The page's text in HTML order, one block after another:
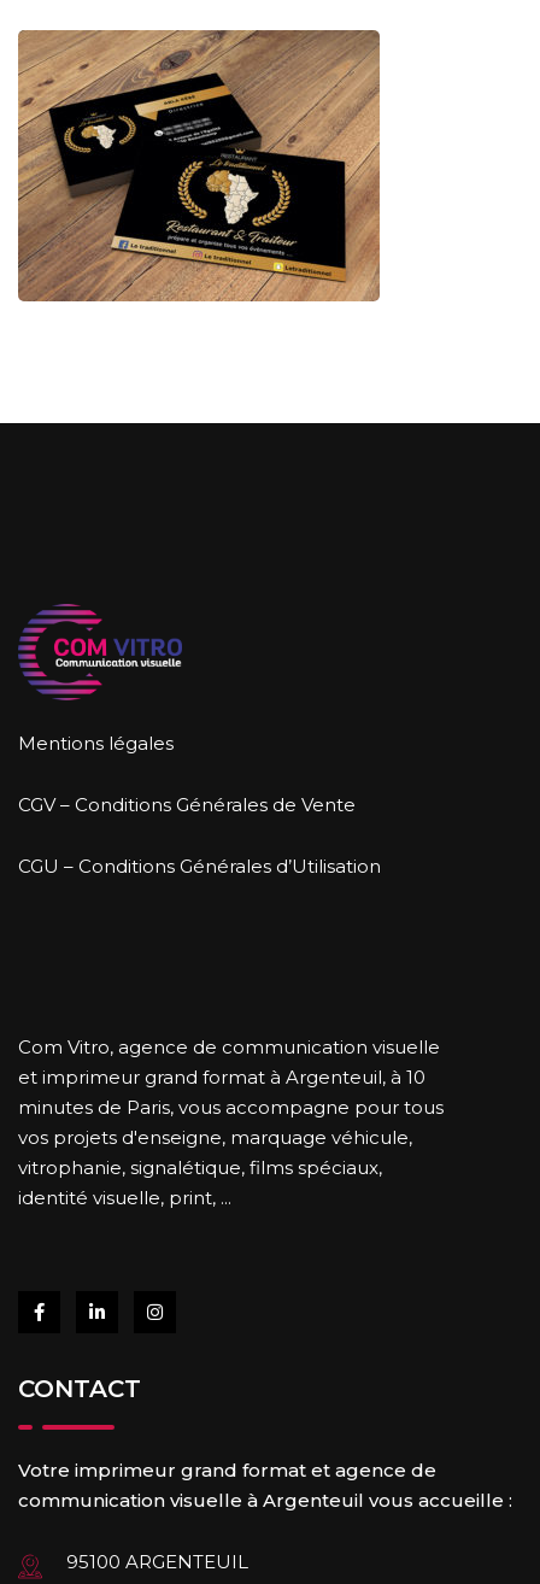
Mentions légales
CGV – Conditions Générales de Vente
CGU – Conditions Générales d’Utilisation
Com Vitro, agence de communication visuelle
et imprimeur grand format à Argenteuil, à 10
minutes de Paris, vous accompagne pour tous
vos projets d'enseigne, marquage véhicule,
vitrophanie, signalétique, films spéciaux,
identité visuelle, print, ...
CONTACT
Votre imprimeur grand format et agence de
communication visuelle à Argenteuil vous accueille :
95100 ARGENTEUIL